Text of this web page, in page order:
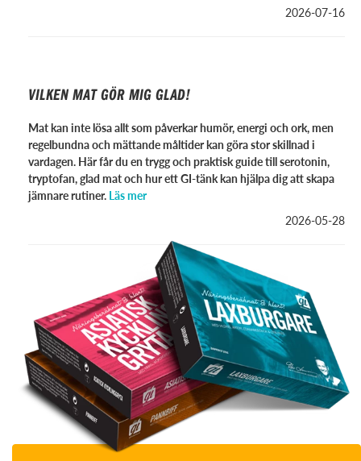
2026-07-16
VILKEN MAT GÖR MIG GLAD!
Mat kan inte lösa allt som påverkar humör, energi och ork, men
regelbundna och mättande måltider kan göra stor skillnad i
vardagen. Här får du en trygg och praktisk guide till serotonin,
tryptofan, glad mat och hur ett GI-tänk kan hjälpa dig att skapa
jämnare rutiner. Läs mer
2026-05-28